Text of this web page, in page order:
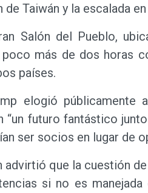
Taiwán y la escalada
Salón del Pueblo,
más de dos horas
países.
elogió públicamente
“un futuro fantástico
ser socios en lugar de
que la cuestión
si no es manejada